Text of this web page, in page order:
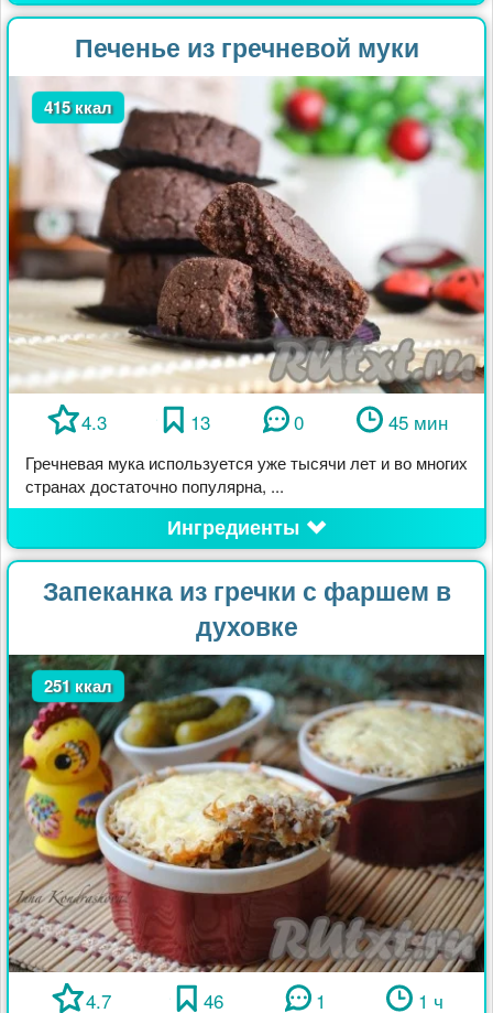
Печенье из гречневой муки
415 ккал
4.3 13 0 45 мин
Гречневая мука используется уже тысячи лет и во многих
странах достаточно популярна, ...
Ингредиенты
Запеканка из гречки с фаршем в
духовке
251 ккал
4.7 46 1 1 ч